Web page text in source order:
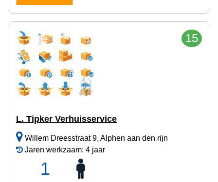
15
L. Tipker Verhuisservice
Willem Dreesstraat 9, Alphen aan den rijn
Jaren werkzaam: 4 jaar
1